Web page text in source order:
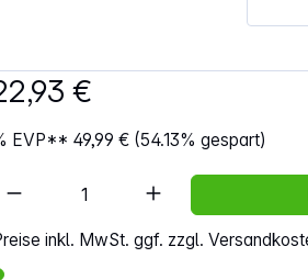
€
EVP** 49,99 € (54.13% gespart)
inkl. MwSt. ggf. zzgl.
Artikel Anzahl: Gib den